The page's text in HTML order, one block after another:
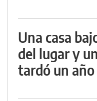
Una casa
del lugar y
tardó un